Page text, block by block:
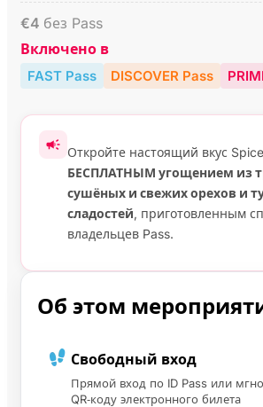
€4 без Pass
Включено в
FAST Pass DISCOVER Pass
Откройте настоящий вкус
БЕСПЛАТНЫМ угощением из
сушёных и свежих орехов и
сладостей, приготовленным
владельцев Pass.
Об этом
Свободный вход
Прямой вход по ID Pass или
QR‑коду электронного билета